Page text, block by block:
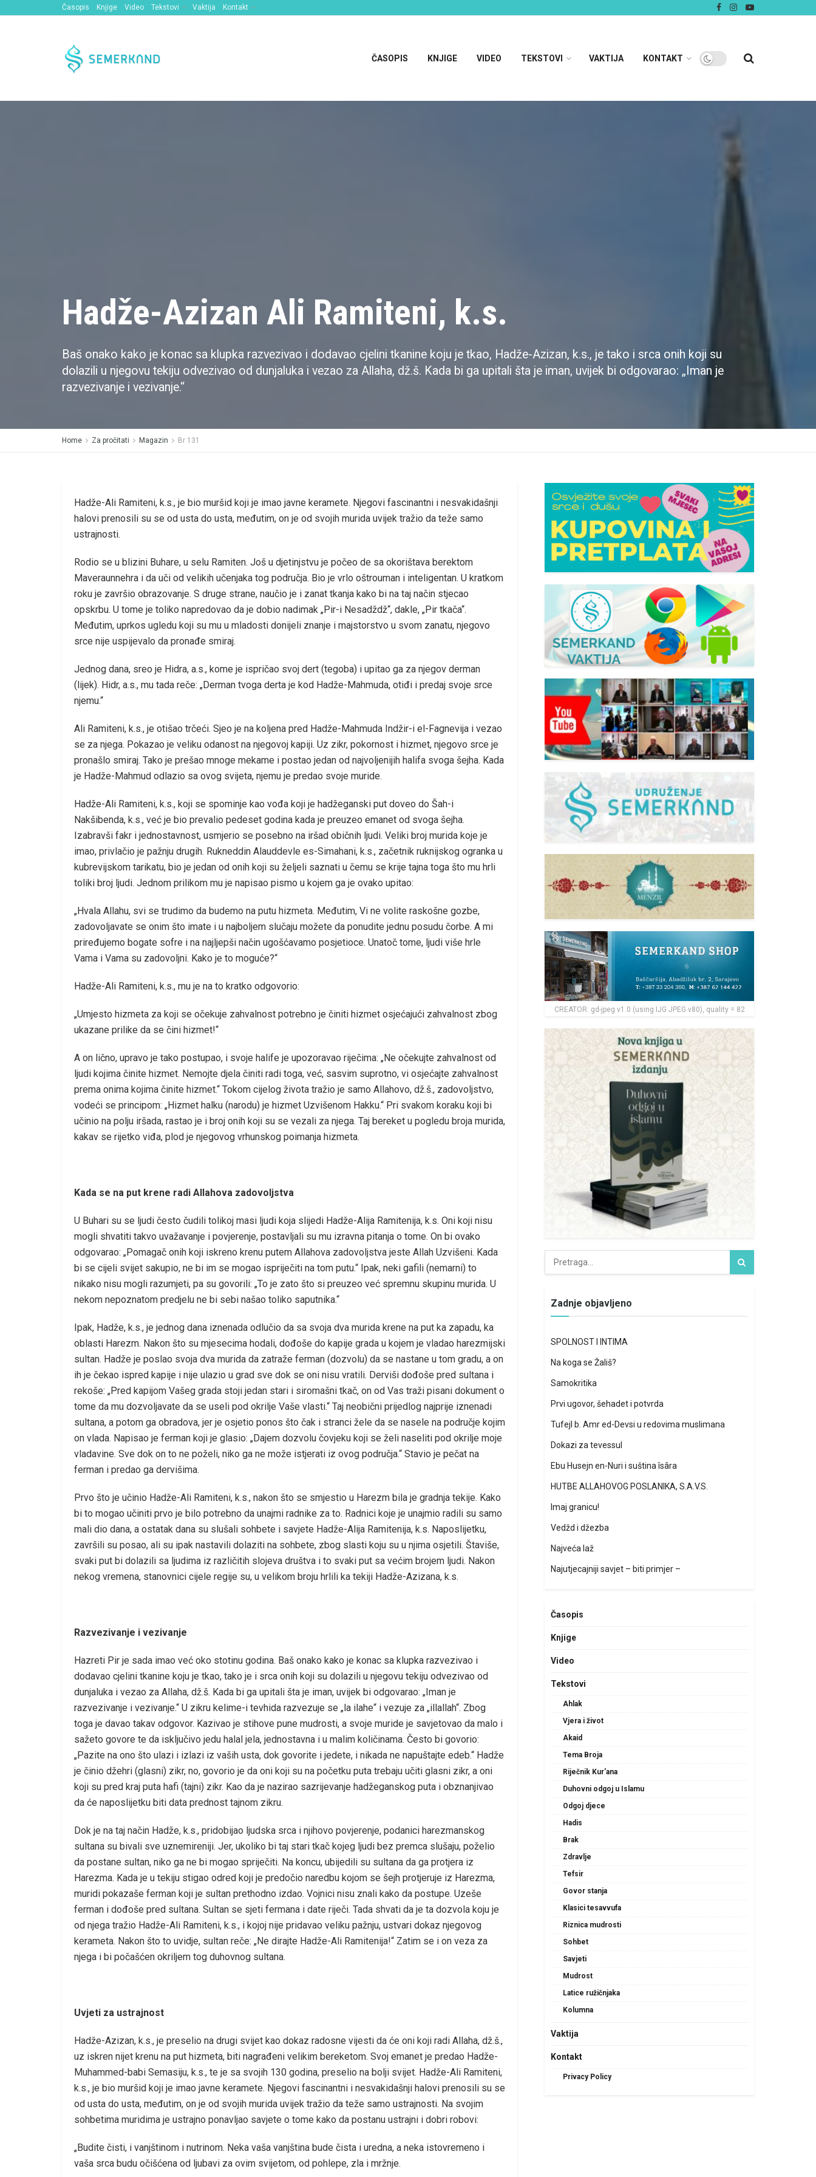
Časopis Knjige Video Tekstovi Vaktija Kontakt
ČASOPIS KNJIGE VIDEO TEKSTOVI VAKTIJA KONTAKT
Hadže-Azizan Ali Ramiteni, k.s.
Baš onako kako je konac sa klupka razvezivao i dodavao cjelini tkanine koju je tkao, Hadže-Azizan, k.s., je tako i srca onih koji su
dolazili u njegovu tekiju odvezivao od dunjaluka i vezao za Allaha, dž.š. Kada bi ga upitali šta je iman, uvijek bi odgovarao: „Iman je
razvezivanje i vezivanje.“
Home Za pročitati Magazin Br 131
Hadže-Ali Ramiteni, k.s., je bio muršid koji je imao javne keramete. Njegovi fascinantni i nesvakidašnji
halovi prenosili su se od usta do usta, međutim, on je od svojih murida uvijek tražio da teže samo
ustrajnosti.
Rodio se u blizini Buhare, u selu Ramiten. Još u djetinjstvu je počeo de sa okorištava berektom
Maveraunnehra i da uči od velikih učenjaka tog područja. Bio je vrlo oštrouman i inteligentan. U kratkom
roku je završio obrazovanje. S druge strane, naučio je i zanat tkanja kako bi na taj način stjecao
opskrbu. U tome je toliko napredovao da je dobio nadimak „Pir-i Nesadždž“, dakle, „Pir tkača“.
Međutim, uprkos ugledu koji su mu u mladosti donijeli znanje i majstorstvo u svom zanatu, njegovo
srce nije uspijevalo da pronađe smiraj.
Jednog dana, sreo je Hidra, a.s., kome je ispričao svoj dert (tegoba) i upitao ga za njegov derman
(lijek). Hidr, a.s., mu tada reče: „Derman tvoga derta je kod Hadže-Mahmuda, otiđi i predaj svoje srce
njemu.“
Ali Ramiteni, k.s., je otišao trčeći. Sjeo je na koljena pred Hadže-Mahmuda Indžir-i el-Fagnevija i vezao
se za njega. Pokazao je veliku odanost na njegovoj kapiji. Uz zikr, pokornost i hizmet, njegovo srce je
pronašlo smiraj. Tako je prešao mnoge mekame i postao jedan od najvoljenijih halifa svoga šejha. Kada
je Hadže-Mahmud odlazio sa ovog svijeta, njemu je predao svoje muride.
Hadže-Ali Ramiteni, k.s., koji se spominje kao vođa koji je hadžeganski put doveo do Šah-i
Nakšibenda, k.s., već je bio prevalio pedeset godina kada je preuzeo emanet od svoga šejha.
Izabravši fakr i jednostavnost, usmjerio se posebno na iršad običnih ljudi. Veliki broj murida koje je
imao, privlačio je pažnju drugih. Rukneddin Alauddevle es-Simahani, k.s., začetnik ruknijskog ogranka u
kubrevijskom tarikatu, bio je jedan od onih koji su željeli saznati u čemu se krije tajna toga što mu hrli
toliki broj ljudi. Jednom prilikom mu je napisao pismo u kojem ga je ovako upitao:
„Hvala Allahu, svi se trudimo da budemo na putu hizmeta. Međutim, Vi ne volite raskošne gozbe,
zadovoljavate se onim što imate i u najboljem slučaju možete da ponudite jednu posudu čorbe. A mi
priređujemo bogate sofre i na najljepši način ugošćavamo posjetioce. Unatoč tome, ljudi više hrle
Vama i Vama su zadovoljni. Kako je to moguće?“
Hadže-Ali Ramiteni, k.s., mu je na to kratko odgovorio:
„Umjesto hizmeta za koji se očekuje zahvalnost potrebno je činiti hizmet osjećajući zahvalnost zbog
ukazane prilike da se čini hizmet!“
A on lično, upravo je tako postupao, i svoje halife je upozoravao riječima: „Ne očekujte zahvalnost od
ljudi kojima činite hizmet. Nemojte djela činiti radi toga, već, sasvim suprotno, vi osjećajte zahvalnost
prema onima kojima činite hizmet.“ Tokom cijelog života tražio je samo Allahovo, dž.š., zadovoljstvo,
vodeći se principom: „Hizmet halku (narodu) je hizmet Uzvišenom Hakku.“ Pri svakom koraku koji bi
učinio na polju iršada, rastao je i broj onih koji su se vezali za njega. Taj bereket u pogledu broja murida,
kakav se rijetko viđa, plod je njegovog vrhunskog poimanja hizmeta.
Kada se na put krene radi Allahova zadovoljstva
U Buhari su se ljudi često čudili tolikoj masi ljudi koja slijedi Hadže-Alija Ramitenija, k.s. Oni koji nisu
mogli shvatiti takvo uvažavanje i povjerenje, postavljali su mu izravna pitanja o tome. On bi ovako
odgovarao: „Pomagač onih koji iskreno krenu putem Allahova zadovoljstva jeste Allah Uzvišeni. Kada
bi se cijeli svijet sakupio, ne bi im se mogao ispriječiti na tom putu.“ Ipak, neki gafili (nemarni) to
nikako nisu mogli razumjeti, pa su govorili: „To je zato što si preuzeo već spremnu skupinu murida. U
nekom nepoznatom predjelu ne bi sebi našao toliko saputnika.“
Ipak, Hadže, k.s., je jednog dana iznenada odlučio da sa svoja dva murida krene na put ka zapadu, ka
oblasti Harezm. Nakon što su mjesecima hodali, dođoše do kapije grada u kojem je vladao harezmijski
sultan. Hadže je poslao svoja dva murida da zatraže ferman (dozvolu) da se nastane u tom gradu, a on
ih je čekao ispred kapije i nije ulazio u grad sve dok se oni nisu vratili. Derviši dođoše pred sultana i
rekoše: „Pred kapijom Vašeg grada stoji jedan stari i siromašni tkač, on od Vas traži pisani dokument o
tome da mu dozvoljavate da se useli pod okrilje Vaše vlasti.“ Taj neobični prijedlog najprije iznenadi
sultana, a potom ga obradova, jer je osjetio ponos što čak i stranci žele da se nasele na područje kojim
on vlada. Napisao je ferman koji je glasio: „Dajem dozvolu čovjeku koji se želi naseliti pod okrilje moje
vladavine. Sve dok on to ne poželi, niko ga ne može istjerati iz ovog područja.“ Stavio je pečat na
ferman i predao ga dervišima.
Prvo što je učinio Hadže-Ali Ramiteni, k.s., nakon što se smjestio u Harezm bila je gradnja tekije. Kako
bi to mogao učiniti prvo je bilo potrebno da unajmi radnike za to. Radnici koje je unajmio radili su samo
mali dio dana, a ostatak dana su slušali sohbete i savjete Hadže-Alija Ramitenija, k.s. Naposlijetku,
završili su posao, ali su ipak nastavili dolaziti na sohbete, zbog slasti koju su u njima osjetili. Štaviše,
svaki put bi dolazili sa ljudima iz različitih slojeva društva i to svaki put sa većim brojem ljudi. Nakon
nekog vremena, stanovnici cijele regije su, u velikom broju hrlili ka tekiji Hadže-Azizana, k.s.
Razvezivanje i vezivanje
Hazreti Pir je sada imao već oko stotinu godina. Baš onako kako je konac sa klupka razvezivao i
dodavao cjelini tkanine koju je tkao, tako je i srca onih koji su dolazili u njegovu tekiju odvezivao od
dunjaluka i vezao za Allaha, dž.š. Kada bi ga upitali šta je iman, uvijek bi odgovarao: „Iman je
razvezivanje i vezivanje.“ U zikru kelime-i tevhida razvezuje se „la ilahe“ i vezuje za „illallah“. Zbog
toga je davao takav odgovor. Kazivao je stihove pune mudrosti, a svoje muride je savjetovao da malo i
sažeto govore te da isključivo jedu halal jela, jednostavna i u malim količinama. Često bi govorio:
„Pazite na ono što ulazi i izlazi iz vaših usta, dok govorite i jedete, i nikada ne napuštajte edeb.“ Hadže
je činio džehri (glasni) zikr, no, govorio je da oni koji su na početku puta trebaju učiti glasni zikr, a oni
koji su pred kraj puta hafi (tajni) zikr. Kao da je nazirao sazrijevanje hadžeganskog puta i obznanjivao
da će naposlijetku biti data prednost tajnom zikru.
Dok je na taj način Hadže, k.s., pridobijao ljudska srca i njihovo povjerenje, podanici harezmanskog
sultana su bivali sve uznemireniji. Jer, ukoliko bi taj stari tkač kojeg ljudi bez premca slušaju, poželio
da postane sultan, niko ga ne bi mogao spriječiti. Na koncu, ubijedili su sultana da ga protjera iz
Harezma. Kada je u tekiju stigao odred koji je predočio naredbu kojom se šejh protjeruje iz Harezma,
muridi pokazaše ferman koji je sultan prethodno izdao. Vojnici nisu znali kako da postupe. Uzeše
ferman i dođoše pred sultana. Sultan se sjeti fermana i date riječi. Tada shvati da je ta dozvola koju je
od njega tražio Hadže-Ali Ramiteni, k.s., i kojoj nije pridavao veliku pažnju, ustvari dokaz njegovog
kerameta. Nakon što to uvidje, sultan reče: „Ne dirajte Hadže-Ali Ramitenija!“ Zatim se i on veza za
njega i bi počašćen okriljem tog duhovnog sultana.
Uvjeti za ustrajnost
Hadže-Azizan, k.s., je preselio na drugi svijet kao dokaz radosne vijesti da će oni koji radi Allaha, dž.š.,
uz iskren nijet krenu na put hizmeta, biti nagrađeni velikim bereketom. Svoj emanet je predao Hadže-
Muhammed-babi Semasiju, k.s., te je sa svojih 130 godina, preselio na bolji svijet. Hadže-Ali Ramiteni,
k.s., je bio muršid koji je imao javne keramete. Njegovi fascinantni i nesvakidašnji halovi prenosili su se
od usta do usta, međutim, on je od svojih murida uvijek tražio da teže samo ustrajnosti. Na svojim
sohbetima muridima je ustrajno ponavljao savjete o tome kako da postanu ustrajni i dobri robovi:
„Budite čisti, i vanjštinom i nutrinom. Neka vaša vanjština bude čista i uredna, a neka istovremeno i
vaša srca budu očišćena od ljubavi za ovim svijetom, od pohlepe, zla i mržnje.
CREATOR: gd-jpeg v1.0 (using IJG JPEG v80), quality = 82
Zadnje objavljeno
SPOLNOST I INTIMA
Na koga se Žališ?
Samokritika
Prvi ugovor, šehadet i potvrda
Tufejl b. Amr ed-Devsi u redovima muslimana
Dokazi za tevessul
Ebu Husejn en-Nuri i suština îsâra
HUTBE ALLAHOVOG POSLANIKA, S.A.V.S.
Imaj granicu!
Vedžd i džezba
Najveća laž
Najutjecajniji savjet – biti primjer –
Časopis
Knjige
Video
Tekstovi
Ahlak
Vjera i život
Akaid
Tema Broja
Riječnik Kur'ana
Duhovni odgoj u Islamu
Odgoj djece
Hadis
Brak
Zdravlje
Tefsir
Govor stanja
Klasici tesavvufa
Riznica mudrosti
Sohbet
Savjeti
Mudrost
Latice ružičnjaka
Kolumna
Vaktija
Kontakt
Privacy Policy